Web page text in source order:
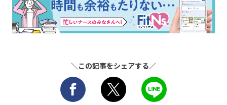
＼この記事をシェアする／